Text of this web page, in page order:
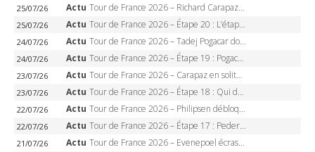
25/07/26 Actu Tour de France 2026 – Richard Carapaz roi des Alpes, doublé et maillot à pois, Seixas perd le podium
25/07/26 Actu Tour de France 2026 – Étape 20 : L’étape reine, Galibier, Sarenne, Alpe d’Huez, qui succédera à Pogacar ?
24/07/26 Actu Tour de France 2026 – Tadej Pogacar dompte l’Alpe d’Huez, 5e victoire, record de Pantani pulvérisé
24/07/26 Actu Tour de France 2026 – Étape 19 : Pogacar peut-il enfin dompter l’Alpe d’Huez ?
23/07/26 Actu Tour de France 2026 – Carapaz en solitaire à Orcières-Merlette, Paret-Peintre à un point du maillot à pois
23/07/26 Actu Tour de France 2026 – Étape 18 : Qui domptera Orcières-Merlette, première marche vers l’Alpe d’Huez ?
22/07/26 Actu Tour de France 2026 – Philipsen débloque son compteur à Voiron, Pedersen en danger pour le maillot vert
22/07/26 Actu Tour de France 2026 – Étape 17 : Pedersen peut-il verrouiller le maillot vert à Voiron ?
21/07/26 Actu Tour de France 2026 – Evenepoel écrase le chrono d’Évian, Seixas 4e, Lipowitz abandonne